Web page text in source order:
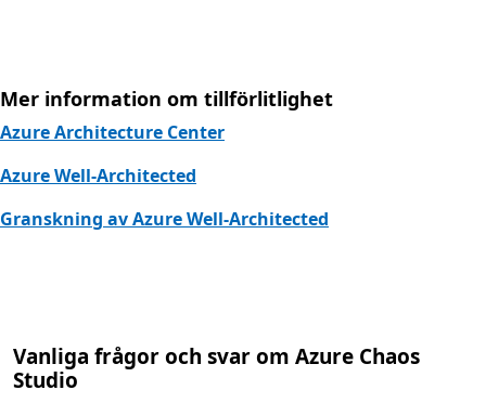
Mer information om tillförlitlighet
Azure Architecture Center
Azure Well-Architected
Granskning av Azure Well-Architected
Vanliga frågor och svar om Azure Chaos
Studio